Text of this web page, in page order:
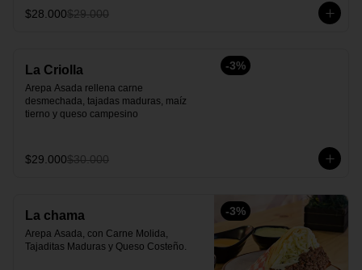
$28.000$29.000
-3%
La Criolla
Arepa Asada rellena carne
desmechada, tajadas maduras, maíz
tierno y queso campesino
$29.000$30.000
-3%
La chama
Arepa Asada, con Carne Molida,
Tajaditas Maduras y Queso Costeño.